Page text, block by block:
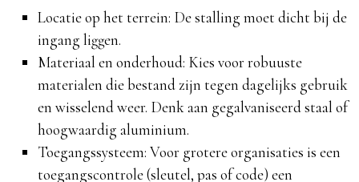
Locatie op het terrein: De stalling moet dicht bij de
ingang liggen.
Materiaal en onderhoud: Kies voor robuuste
materialen die bestand zijn tegen dagelijks gebruik
en wisselend weer. Denk aan gegalvaniseerd staal of
hoogwaardig aluminium.
Toegangssysteem: Voor grotere organisaties is een
toegangscontrole (sleutel, pas of code) een